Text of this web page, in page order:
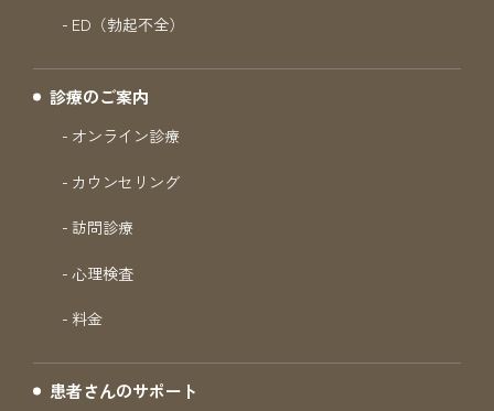
ED（勃起不全）
診療のご案内
オンライン診療
カウンセリング
訪問診療
心理検査
料金
患者さんのサポート